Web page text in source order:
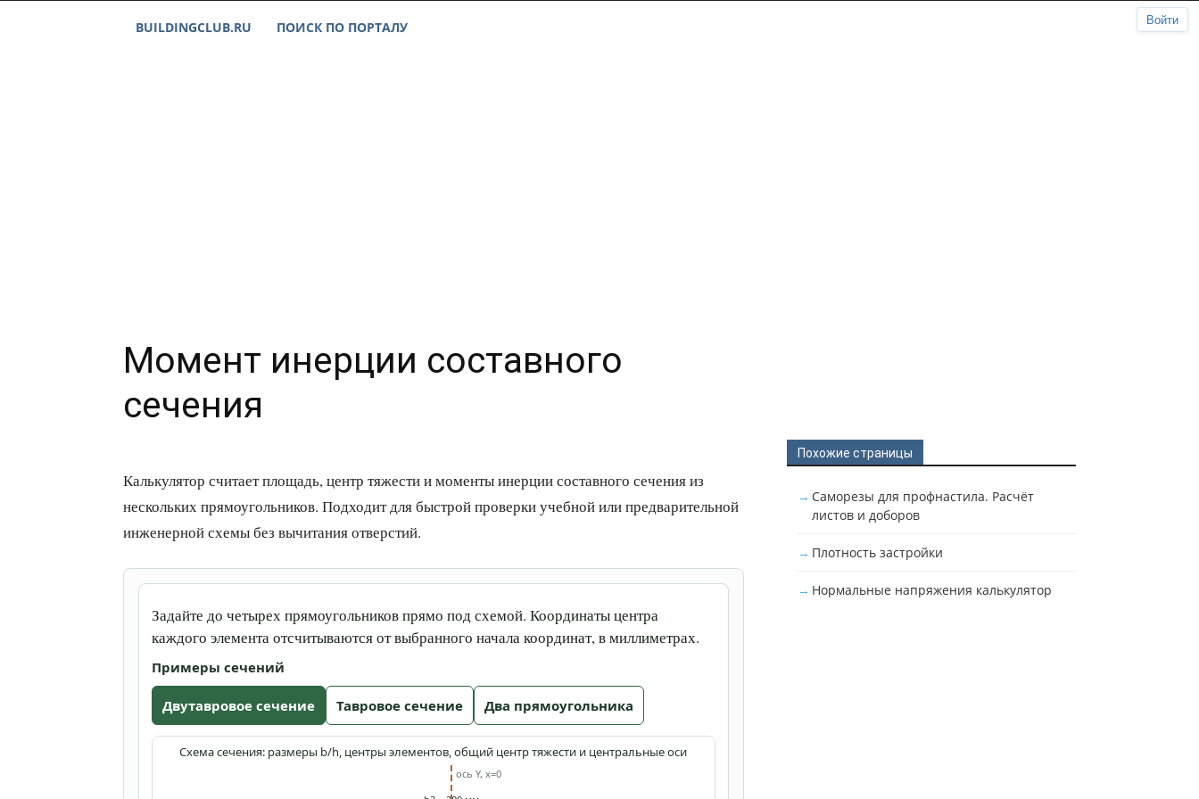
BUILDINGCLUB.RU ПОИСК ПО ПОРТАЛУ
Момент инерции составного
сечения
Калькулятор считает площадь, центр тяжести и моменты инерции составного сечения из
нескольких прямоугольников. Подходит для быстрой проверки учебной или предварительной
инженерной схемы без вычитания отверстий.
Задайте до четырех прямоугольников прямо под схемой. Координаты центра
каждого элемента отсчитываются от выбранного начала координат, в миллиметрах.
Примеры сечений
Двутавровое сечение Тавровое сечение Два прямоугольника
Схема сечения: размеры b/h, центры элементов, общий центр тяжести и центральные оси
ось Y, x=0
Похожие страницы
Саморезы для профнастила. Расчёт
листов и доборов
Плотность застройки
Нормальные напряжения калькулятор
Войти